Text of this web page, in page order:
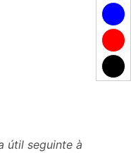
útil seguinte à